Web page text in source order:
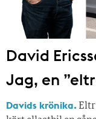
David
Jag, en
Davids krönika.